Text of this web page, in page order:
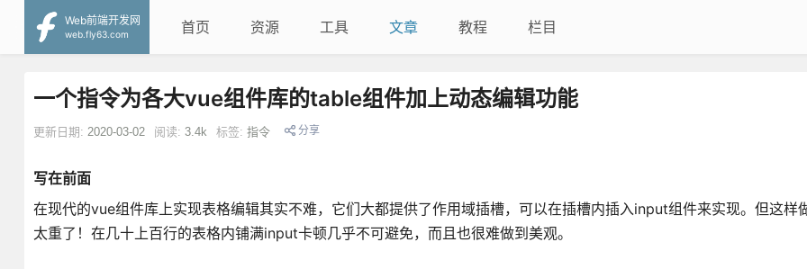
Web前端开发网
web.fly63.com
首页 资源 工具 文章 教程 栏目
一个指令为各大vue组件库的table组件加上动态编辑功能
更新日期: 2020-03-02 阅读: 3.4k 标签: 指令 分享
写在前面
在现代的vue组件库上实现表格编辑其实不难，它们大都提供了作用域插槽，可以在插槽内插入input组件来实现。但这样
太重了！在几十上百行的表格内铺满input卡顿几乎不可避免，而且也很难做到美观。